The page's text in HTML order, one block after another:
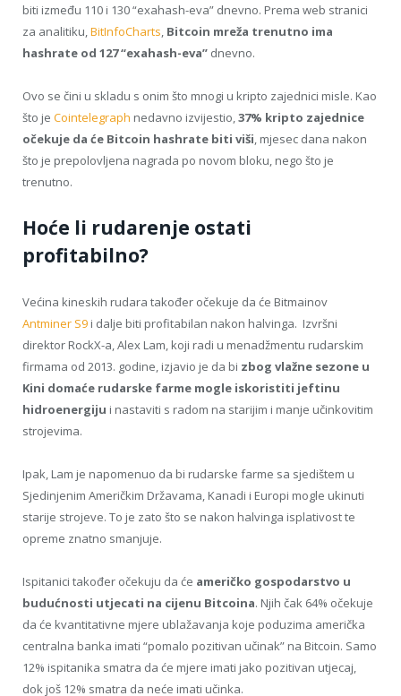
biti između 110 i 130 “exahash-eva” dnevno. Prema web stranici
za analitiku,BitInfoCharts, Bitcoin mreža trenutno ima
hashrate od 127 “exahash-eva” dnevno.
Ovo se čini u skladu s onim što mnogi u kripto zajednici misle. Kao
što je Cointelegraph nedavno izvijestio,37% kripto zajednice
očekuje da će Bitcoin hashrate biti viši, mjesec dana nakon
što je prepolovljena nagrada po novom bloku, nego što je
trenutno.
Hoće li rudarenje ostati
profitabilno?
Većina kineskih rudara također očekuje da će Bitmainov
Antminer S9 i dalje biti profitabilan nakon halvinga. Izvršni
direktor RockX-a, Alex Lam, koji radi u menadžmentu rudarskim
firmama od 2013. godine, izjavio je da bi zbog vlažne sezone u
Kini domaće rudarske farme mogle iskoristiti jeftinu
hidroenergiju i nastaviti s radom na starijim i manje učinkovitim
strojevima.
Ipak, Lam je napomenuo da bi rudarske farme sa sjedištem u
Sjedinjenim Američkim Državama, Kanadi i Europi mogle ukinuti
starije strojeve. To je zato što se nakon halvinga isplativost te
opreme znatno smanjuje.
Ispitanici također očekuju da će američko gospodarstvo u
budućnosti utjecati na cijenu Bitcoina. Njih čak 64% očekuje
da će kvantitativne mjere ublažavanja koje poduzima američka
centralna banka imati “pomalo pozitivan učinak” na Bitcoin. Samo
12% ispitanika smatra da će mjere imati jako pozitivan utjecaj,
dok još 12% smatra da neće imati učinka.